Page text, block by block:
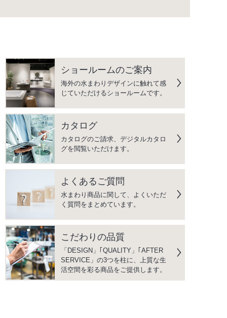
ショールームのご案内
海外の水まわりデザインに触れて感
じていただけるショールームです。
カタログ
カタログのご請求、デジタルカタロ
グを閲覧いただけます。
よくあるご質問
水まわり商品に関して、よくいただ
く質問をまとめています。
こだわりの品質
「DESIGN」｢QUALITY」｢AFTER
SERVICE」の3つを柱に、上質な生
活空間を彩る商品をご提供します。